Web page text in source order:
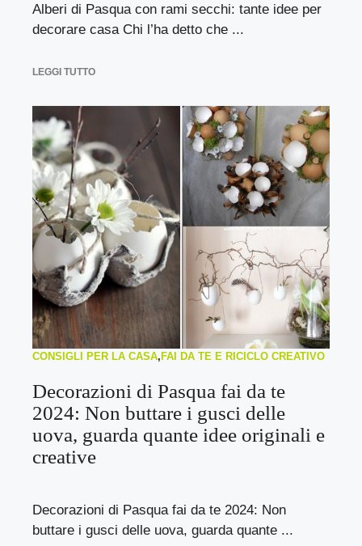
Alberi di Pasqua con rami secchi: tante idee per
decorare casa Chi l’ha detto che ...
LEGGI TUTTO
CONSIGLI PER LA CASA,FAI DA TE E RICICLO CREATIVO
Decorazioni di Pasqua fai da te
2024: Non buttare i gusci delle
uova, guarda quante idee originali e
creative
Decorazioni di Pasqua fai da te 2024: Non
buttare i gusci delle uova, guarda quante ...